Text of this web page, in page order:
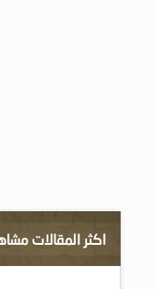
اكثر المقالات